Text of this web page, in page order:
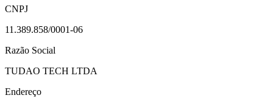
CNPJ
11.389.858/0001-06
Razão Social
TUDAO TECH LTDA
Endereço